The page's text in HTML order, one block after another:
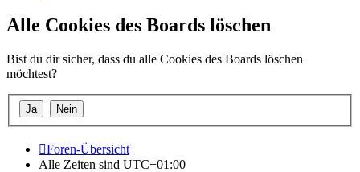
Alle Cookies des Boards löschen
Bist du dir sicher, dass du alle Cookies des Boards löschen
möchtest?
Foren-Übersicht
Alle Zeiten sind UTC+01:00